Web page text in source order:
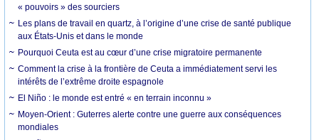
« pouvoirs » des sourciers
Les plans de travail en quartz, à l’origine d’une crise de santé publique
aux États-Unis et dans le monde
Pourquoi Ceuta est au cœur d’une crise migratoire permanente
Comment la crise à la frontière de Ceuta a immédiatement servi les
intérêts de l’extrême droite espagnole
El Niño : le monde est entré « en terrain inconnu »
Moyen-Orient : Guterres alerte contre une guerre aux conséquences
mondiales